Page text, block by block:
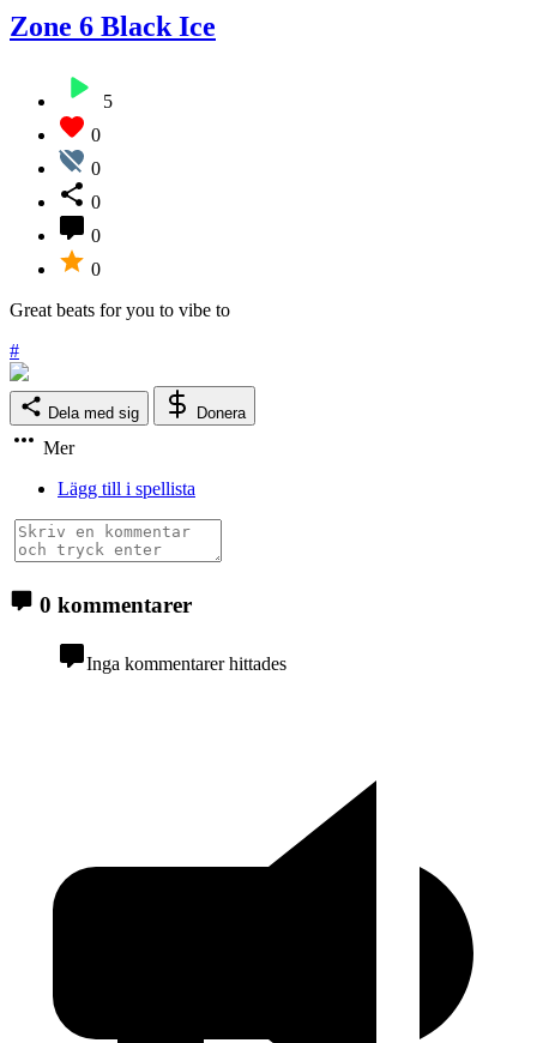
Zone 6 Black Ice
5
0
0
0
0
0
Great beats for you to vibe to
#
Dela med sig Donera
Mer
Lägg till i spellista
0 kommentarer
Inga kommentarer hittades